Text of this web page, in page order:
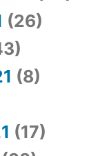
(26)
(8)
(17)